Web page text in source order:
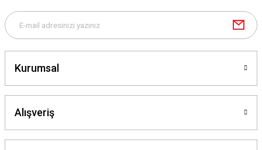
Kurumsal
Alışveriş